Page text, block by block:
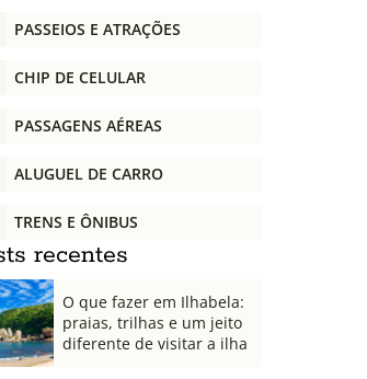
PASSEIOS E ATRAÇÕES
CHIP DE CELULAR
PASSAGENS AÉREAS
ALUGUEL DE CARRO
TRENS E ÔNIBUS
recentes
O que fazer em Ilhabela:
praias, trilhas e um jeito
diferente de visitar a ilha